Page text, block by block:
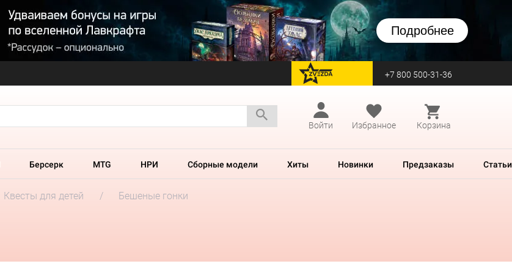
Подробнее
перейти на Zvezda +7 800 500-31-36
Войти
Избранное Корзина
Берсерк MTG НРИ Сборные модели Хиты Новинки Предзаказы Статьи
Квесты для детей Бешеные гонки